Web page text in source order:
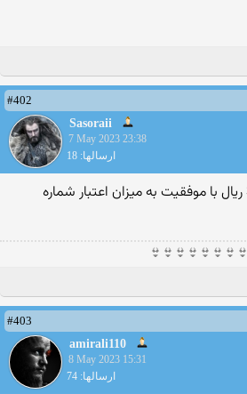
#402
Sasoraii
7 May 2023 23:38
ارسالها: 18
همراه گرامی، مبلغ 30000 ریال با موفقیت به میزان اعتبار شماره
👙👙👙👙👙👙👙👙
#403
amirali110
8 May 2023 15:31
ارسالها: 74